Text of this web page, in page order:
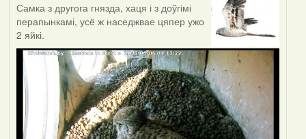
Самка з другога гнязда, хаця і з доўгімі
перапынкамі, усё ж наседжвае цяпер ужо
2 яйкі.